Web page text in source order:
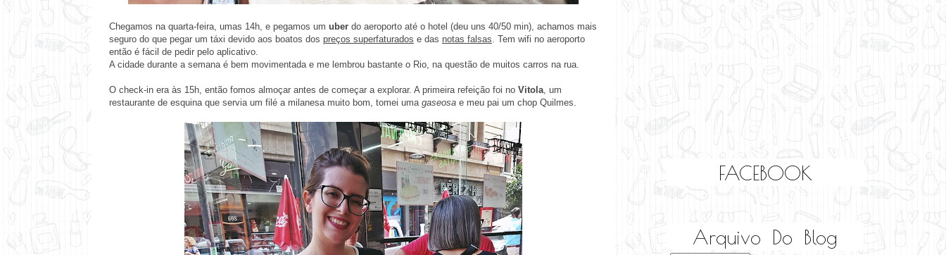
Chegamos na quarta-feira, umas 14h, e pegamos um uber do aeroporto até o hotel (deu uns 40/50 min), achamos mais
seguro do que pegar um táxi devido aos boatos dos preços superfaturados e das notas falsas. Tem wifi no aeroporto
então é fácil de pedir pelo aplicativo.
A cidade durante a semana é bem movimentada e me lembrou bastante o Rio, na questão de muitos carros na rua.
O check-in era às 15h, então fomos almoçar antes de começar a explorar. A primeira refeição foi no Vitola, um
restaurante de esquina que servia um filé a milanesa muito bom, tomei uma gaseosa e meu pai um chop Quilmes.
FACEBOOK
Arquivo Do Blog